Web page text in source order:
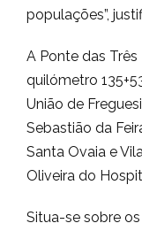
populações”,
A Ponte das
quilómetro
União de
Sebastião da
Santa Ovaia e
Oliveira do
Situa-se sobre